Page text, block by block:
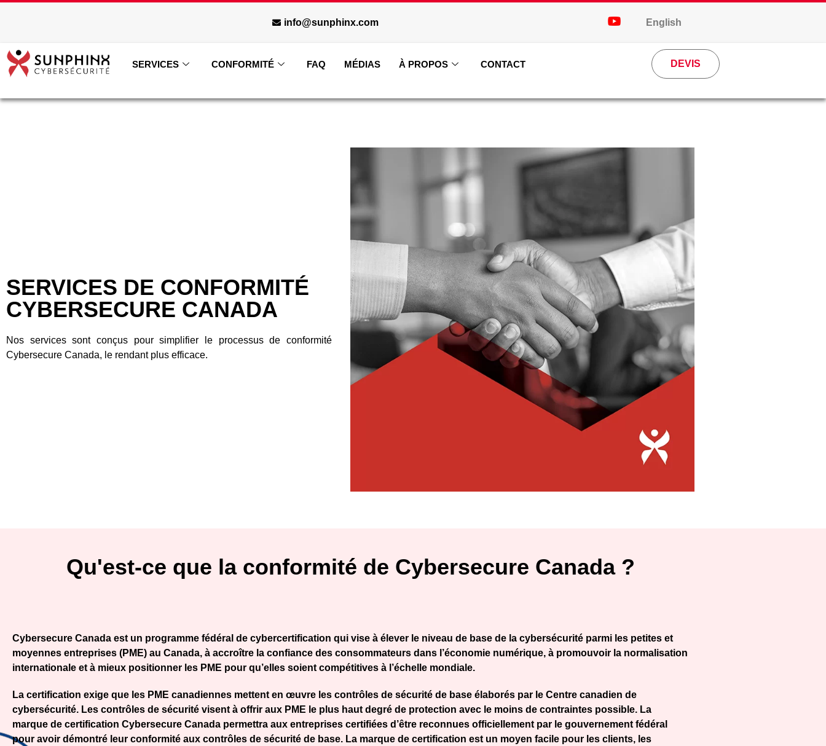
info@sunphinx.com English
SERVICES CONFORMITÉ FAQ MÉDIAS À PROPOS CONTACT DEVIS
SERVICES DE CONFORMITÉ
CYBERSECURE CANADA
Nos services sont conçus pour simplifier le processus de conformité
Cybersecure Canada, le rendant plus efficace.
Qu'est-ce que la conformité de Cybersecure Canada ?
Cybersecure Canada est un programme fédéral de cybercertification qui vise à élever le niveau de base de la cybersécurité parmi les petites et
moyennes entreprises (PME) au Canada, à accroître la confiance des consommateurs dans l’économie numérique, à promouvoir la normalisation
internationale et à mieux positionner les PME pour qu’elles soient compétitives à l’échelle mondiale.
La certification exige que les PME canadiennes mettent en œuvre les contrôles de sécurité de base élaborés par le Centre canadien de
cybersécurité. Les contrôles de sécurité visent à offrir aux PME le plus haut degré de protection avec le moins de contraintes possible. La
marque de certification Cybersecure Canada permettra aux entreprises certifiées d’être reconnues officiellement par le gouvernement fédéral
pour avoir démontré leur conformité aux contrôles de sécurité de base. La marque de certification est un moyen facile pour les clients, les